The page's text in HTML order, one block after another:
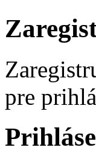
pre